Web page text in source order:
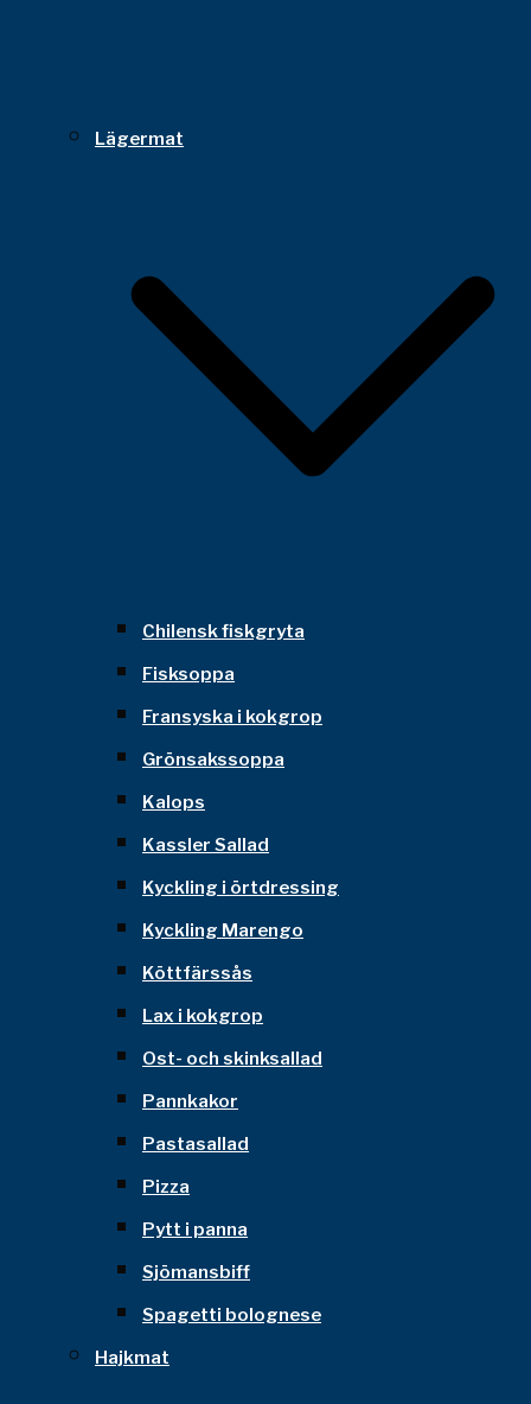
Lägermat
Chilensk fiskgryta
Fisksoppa
Fransyska i kokgrop
Grönsakssoppa
Kalops
Kassler Sallad
Kyckling i örtdressing
Kyckling Marengo
Köttfärssås
Lax i kokgrop
Ost- och skinksallad
Pannkakor
Pastasallad
Pizza
Pytt i panna
Sjömansbiff
Spagetti bolognese
Hajkmat